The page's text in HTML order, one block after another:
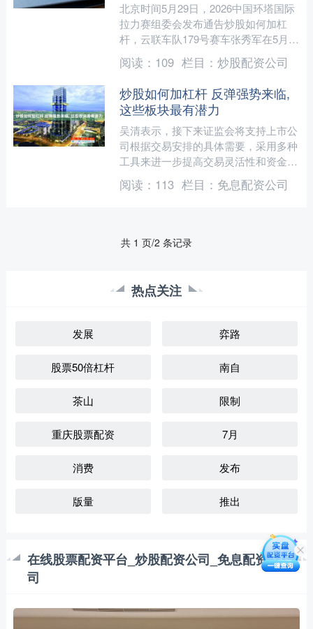
北京时间5月29日，2026中国环塔国际
拉力赛组委会发布通告炒股如何加杠
杆，云联车队179号赛车张秀军在5月26
日进行的SS8 赛段比赛过程中发生意外
事故，不幸....
阅读： 109 栏目： 炒股配资公司
炒股如何加杠杆 反弹强势来临,
这些板块最有潜力
吴清表示，接下来证监会将支持上市公
司根据交易安排的具体需要，采用多种
工具来进一步提高交易灵活性和资金的
使用效率。同时建立重组的简易审核程
序，对符合条件的上市公司....
阅读： 113 栏目： 免息配资公司
共 1 页/2 条记录
热点关注
发展 弈路
股票50倍杠杆 南自
茶山 限制
重庆股票配资 7月
消费 发布
版量 推出
在线股票配资平台_炒股配资公司_免息配资公
司